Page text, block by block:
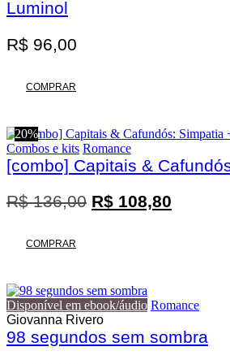
Luminol
R$ 96,00
COMPRAR
20%
Combos e kits Romance
[combo] Capitais &
R$136,00 O
R$ 108,80
COMPRAR
Disponível em ebook/áudio Romance
Giovanna Rivero
98 segundos sem sombra